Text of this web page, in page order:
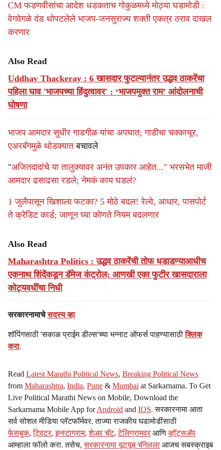
CM फडणवीसांचा आदेश धडकताच गोकुळमध्ये मोठ्या घडामोडी :
वेगवेगळे दंड थोपटलेले भाजप-जनसुराज्य शक्ती एकत्र ठराव दाखल
करणार
Also Read
Uddhav Thackeray : 6 खासदार फुटल्यानंतर उद्धव ठाकरेंचा
पहिला घाव 'भाजपच्या हिंदुत्वावर' : ‘भाजपमुक्त राम’ आंदोलनाची
घोषणा
भाजप आमदार सुधीर गाडगीळ यांचा अपघात; गाडीचा चक्काचूर,
एअरबॅगमुळे थोडक्यातबचावले
"अजितदादांचे या तालुक्यावर अनंत उपकार आहेत..." भरसभेत माजी
आमदार ढसाढसा रडले; नेमकं काय घडलं?
1 जुलैपासून खिशाला फटका? 5 मोठे बदल! रेल्वे, आधार, पासपोर्ट
ते क्रेडिट कार्ड; जाणून घ्या कोणते नियम बदलणार
Also Read
Maharashtra Politics : उद्धव ठाकरेंची तोफ धडाडण्याआधीच
एकनाथ शिंदेंकडून डॅमेज कंट्रोल; आणखी एका फुटीर खासदाराला
कोट्यवधींचा निधी
सरकारनामाचेसदस्य व्हा
शॉपिंगसाठी 'सकाळ प्राईम डील्स'च्या भन्नाट ऑफर्स पाहण्यासाठीक्लिक
करा.
Read Latest Marathi Political News, Breaking Political News
from Maharashtra, India, Pune & Mumbai at Sarkarnama. To Get
Live Political Marathi News on Mobile, Download the
Sarkarnama Mobile App forAndroid and IOS. सरकारनामा आता
सर्व सोशल मीडिया प्लॅटफॉर्मवर. ताज्या राजकीय घडामोडींसाठी
फेसबुक,ट्विटर,इन्स्टाग्राम,शेअर चॅट,टेलिग्रामवर आणिव्हॉट्सॲप
आम्हाला फॉलो करा. तसेच,सरकारनामा यूट्यूब चॅनेलला आजच सबस्क्राइब